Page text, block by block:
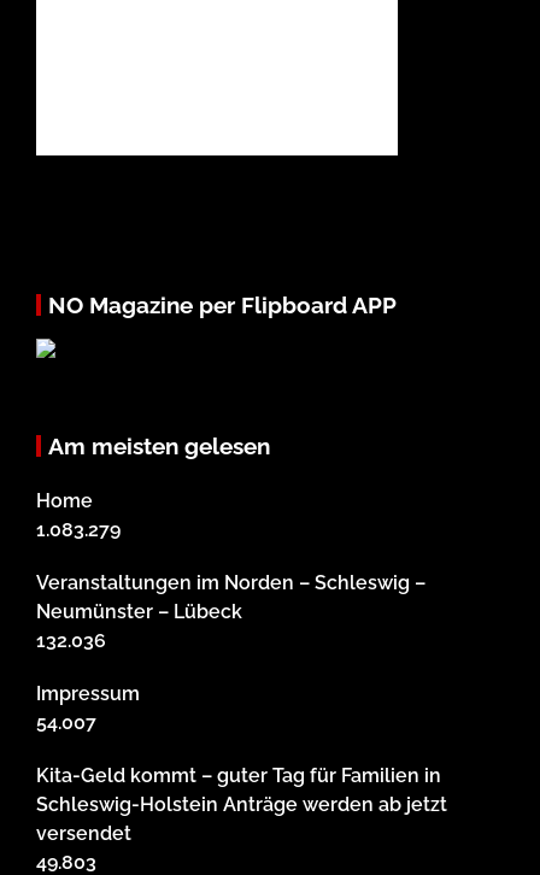
NO Magazine per Flipboard APP
Am meisten gelesen
Home
1.083.279
Veranstaltungen im Norden – Schleswig –
Neumünster – Lübeck
132.036
Impressum
54.007
Kita-Geld kommt – guter Tag für Familien in
Schleswig-Holstein Anträge werden ab jetzt
versendet
49.803